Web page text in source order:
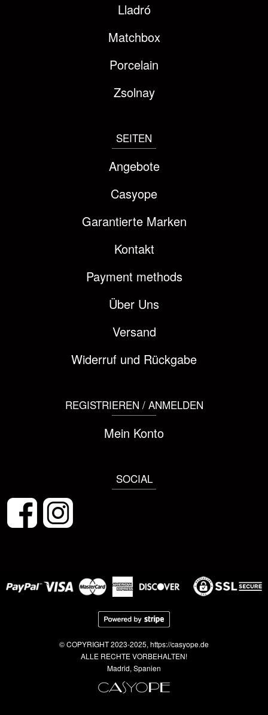
Lladró
Matchbox
Porcelain
Zsolnay
SEITEN
Angebote
Casyope
Garantierte Marken
Kontakt
Payment methods
Über Uns
Versand
Widerruf und Rückgabe
REGISTRIEREN / ANMELDEN
Mein Konto
SOCIAL
© COPYRIGHT 2023-2025, https://casyope.de
ALLE RECHTE VORBEHALTEN!
Madrid, Spanien